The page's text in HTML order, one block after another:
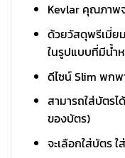
Kevlar คุณภาพ
ด้วยวัสดุพรีเมี่ย
ในรูปแบบที่มีน้ำ
ดีไซน์ Slim พกพ
สามารถใส่บัตร
ของบัตร)
จะเลือกใส่บัตร